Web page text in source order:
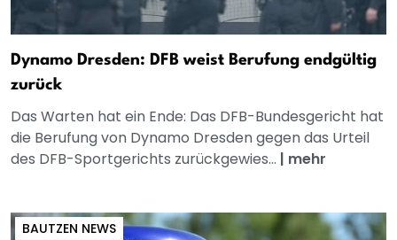
Dynamo Dresden: DFB weist Berufung endgültig
zurück
Das Warten hat ein Ende: Das DFB-Bundesgericht hat
die Berufung von Dynamo Dresden gegen das Urteil
des DFB-Sportgerichts zurückgewies... | mehr
BAUTZEN NEWS